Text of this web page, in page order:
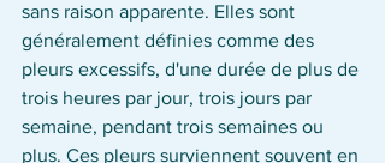
sans raison apparente. Elles sont
généralement définies comme des
pleurs excessifs, d'une durée de plus de
trois heures par jour, trois jours par
semaine, pendant trois semaines ou
plus. Ces pleurs surviennent souvent en